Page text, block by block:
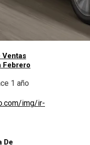
Ventas
Febrero
1 año
De